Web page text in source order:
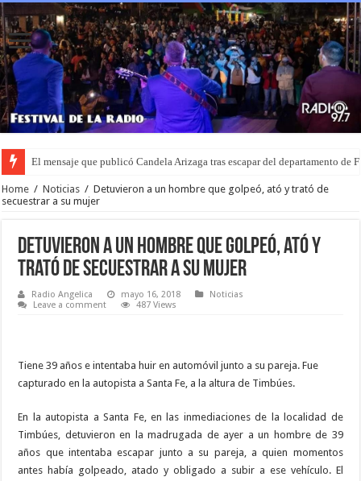
El mensaje que publicó Candela Arizaga tras escapar del departamento de
Recuperaron una camioneta robada en Lehmann y una moto sustraída en
Home / Noticias / Detuvieron a un hombre que golpeó, ató y trató de
secuestrar a su mujer
Detuvieron a un hombre que golpeó, ató y
trató de secuestrar a su mujer
Radio Angelica mayo 16, 2018
Noticias
Leave a comment
487 Views
Tiene 39 años e intentaba huir en automóvil junto a su pareja. Fue
capturado en la autopista a Santa Fe, a la altura de Timbúes.
En la autopista a Santa Fe, en las inmediaciones de la localidad de
Timbúes, detuvieron en la madrugada de ayer a un hombre de 39
años que intentaba escapar junto a su pareja, a quien momentos
antes había golpeado, atado y obligado a subir a ese vehículo. El